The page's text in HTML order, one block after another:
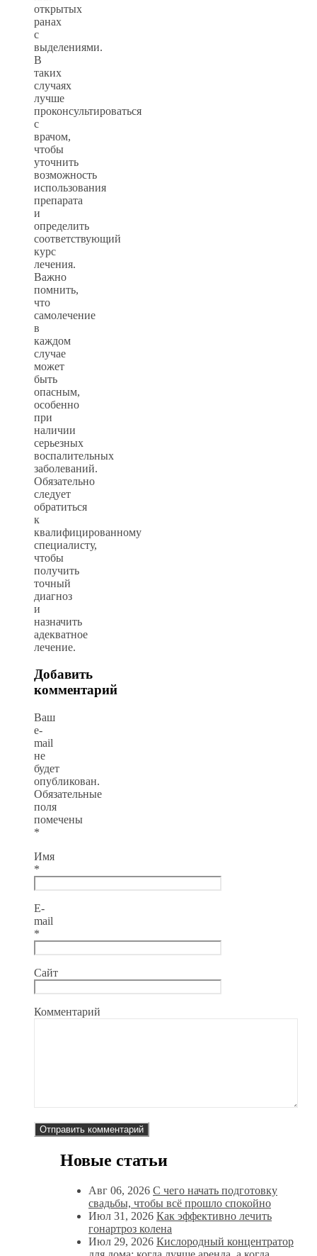
открытых
ранах
с
выделениями.
В
таких
случаях
лучше
проконсультироваться
с
врачом,
чтобы
уточнить
возможность
использования
препарата
и
определить
соответствующий
курс
лечения.
Важно
помнить,
что
самолечение
в
каждом
случае
может
быть
опасным,
особенно
при
наличии
серьезных
воспалительных
заболеваний.
Обязательно
следует
обратиться
к
квалифицированному
специалисту,
чтобы
получить
точный
диагноз
и
назначить
адекватное
лечение.
Добавить
комментарий
Ваш
e-
mail
не
будет
опубликован.
Обязательные
поля
помечены
*
Имя
*
E-
mail
*
Сайт
Комментарий
Новые статьи
Авг 06, 2026 С чего начать подготовку
свадьбы, чтобы всё прошло спокойно
Июл 31, 2026 Как эффективно лечить
гонартроз колена
Июл 29, 2026 Кислородный концентратор